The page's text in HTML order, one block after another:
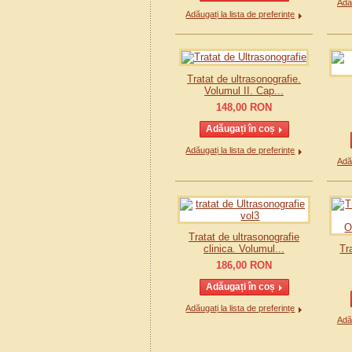
Adăugați la lista de preferințe
Tratat de ultrasonografie.
Volumul II. Cap...
148,00 RON
Adăugați la lista de preferințe
Tratat de ultrasonografie
clinica. Volumul...
186,00 RON
Adăugați la lista de preferințe